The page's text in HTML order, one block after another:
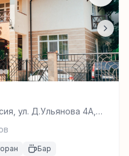
ул. Д.Ульянова 4А,
Бар